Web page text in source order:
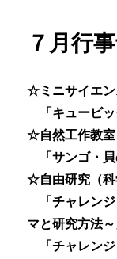
７月行
☆ミニサイエン
「キュービッ
☆自然工作教室
「サンゴ・貝
☆自由研究（科
「チャレン
マと研究方法～
「チャレン